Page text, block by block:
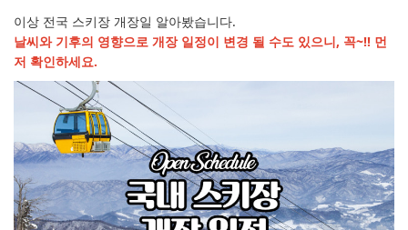
이상 전국 스키장 개장일 알아봤습니다.
날씨와 기후의 영향으로 개장 일정이 변경 될 수도 있으니, 꼭~!! 먼
저 확인하세요.